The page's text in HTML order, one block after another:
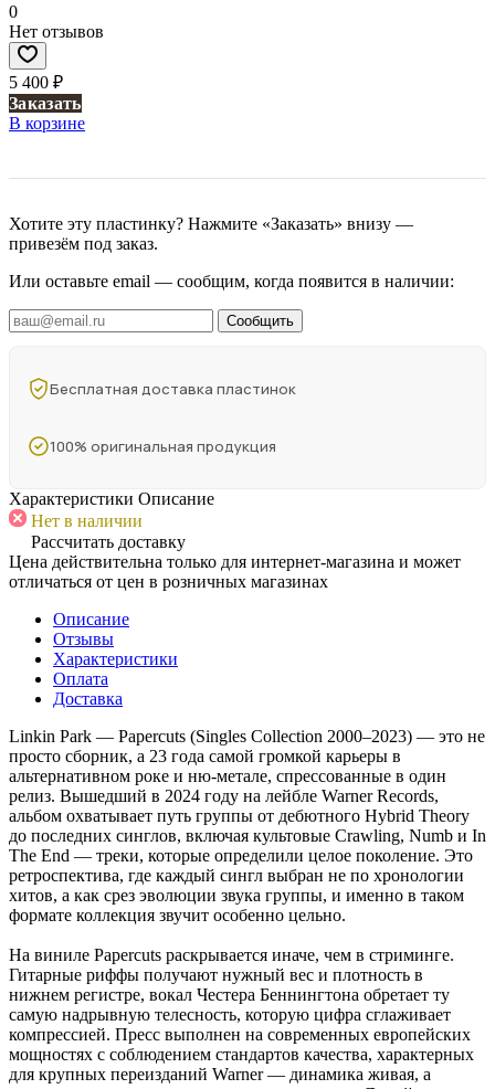
0
Нет отзывов
5 400 ₽
Заказать
В корзине
Хотите эту пластинку? Нажмите «Заказать» внизу —
привезём под заказ.
Или оставьте email — сообщим, когда появится в наличии:
Сообщить
Бесплатная доставка пластинок
100% оригинальная продукция
Характеристики Описание
Нет в наличии
Рассчитать доставку
Цена действительна только для интернет-магазина и может
отличаться от цен в розничных магазинах
Описание
Отзывы
Характеристики
Оплата
Доставка
Linkin Park — Papercuts (Singles Collection 2000–2023) — это не
просто сборник, а 23 года самой громкой карьеры в
альтернативном роке и ню-метале, спрессованные в один
релиз. Вышедший в 2024 году на лейбле Warner Records,
альбом охватывает путь группы от дебютного Hybrid Theory
до последних синглов, включая культовые Crawling, Numb и In
The End — треки, которые определили целое поколение. Это
ретроспектива, где каждый сингл выбран не по хронологии
хитов, а как срез эволюции звука группы, и именно в таком
формате коллекция звучит особенно цельно.
На виниле Papercuts раскрывается иначе, чем в стриминге.
Гитарные риффы получают нужный вес и плотность в
нижнем регистре, вокал Честера Беннингтона обретает ту
самую надрывную телесность, которую цифра сглаживает
компрессией. Пресс выполнен на современных европейских
мощностях с соблюдением стандартов качества, характерных
для крупных переизданий Warner — динамика живая, а